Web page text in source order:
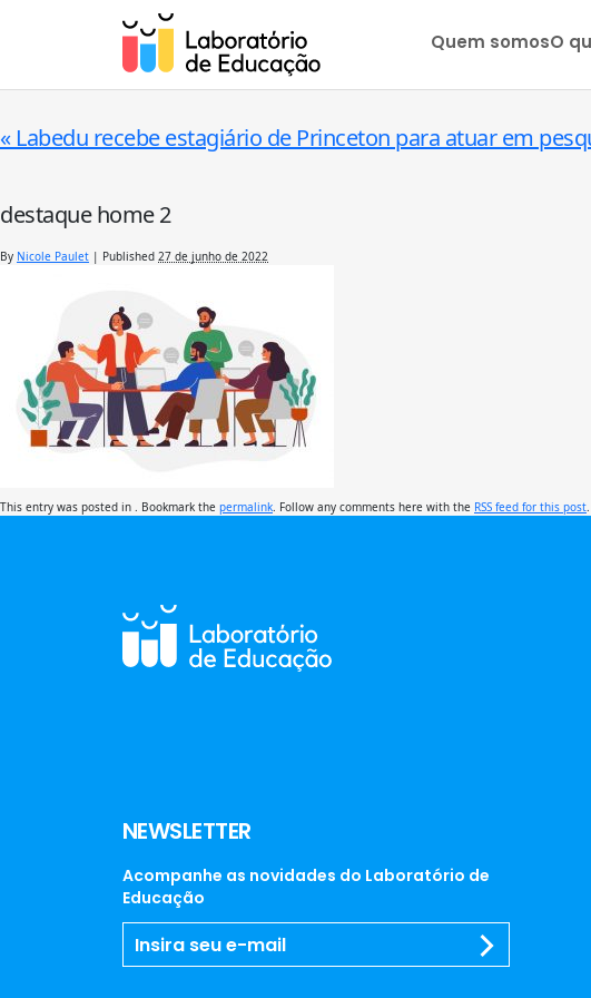
Quem somosO
« Labedu recebe estagiário de Princeton para atuar em
destaque home 2
By Nicole Paulet | Published 27 de junho de 2022
This entry was posted in . Bookmark the permalink . Follow any comments here with the RSS feed for this post
NEWSLETTER
Acompanhe as novidades do Laboratório de
Educação